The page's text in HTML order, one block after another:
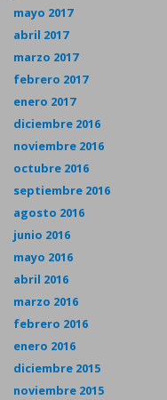
mayo 2017
abril 2017
marzo 2017
febrero 2017
enero 2017
diciembre 2016
noviembre 2016
octubre 2016
septiembre 2016
agosto 2016
junio 2016
mayo 2016
abril 2016
marzo 2016
febrero 2016
enero 2016
diciembre 2015
noviembre 2015